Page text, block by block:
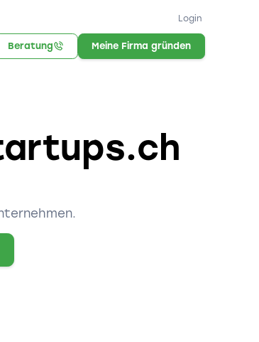
Login
Beratung Meine Firma gründen